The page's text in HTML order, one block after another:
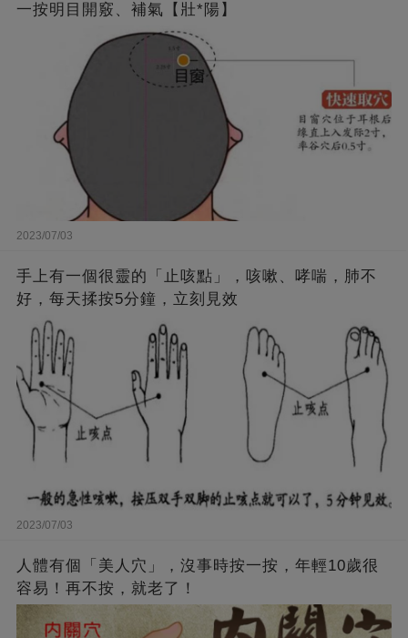
一按明目開竅、補氣【壯*陽】
2023/07/03
手上有一個很靈的「止咳點」，咳嗽、哮喘，肺不
好，每天揉按5分鐘，立刻見效
2023/07/03
人體有個「美人穴」，沒事時按一按，年輕10歲很
容易！再不按，就老了！